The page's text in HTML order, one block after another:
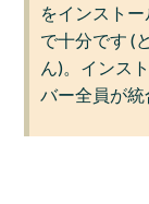
をインスト
で十分です (
ん)。インス
バー全員が統